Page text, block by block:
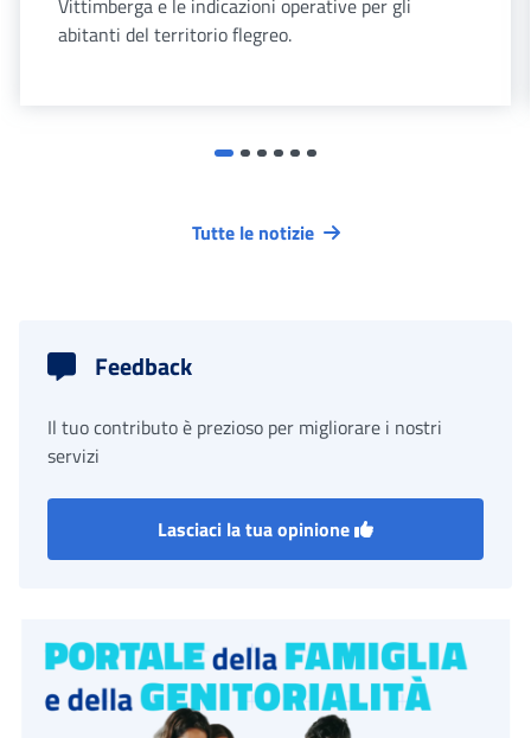
Vittimberga e le indicazioni operative per gli
abitanti del territorio flegreo.
Tutte le notizie
Feedback
Il tuo contributo è prezioso per migliorare i nostri
servizi
Lasciaci la tua opinione